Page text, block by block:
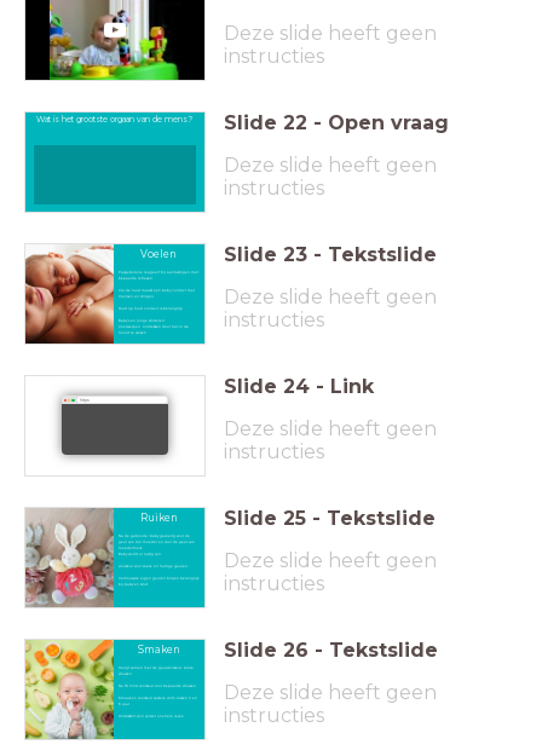
Deze slide heeft geen
instructies
Wat is het grootste orgaan van de mens? Slide 22 - Open vraag
Deze slide heeft geen
instructies
Voelen
Pasgeborene reageert bij aanrakingen met
bepaalde reflexen.
Via de huid maakt een baby contact met
mensen en dingen.
Huid op huid contact is belangrijk.
Baby's en jonge kinderen:
Voorwerpen ontdekken door het in de
mond te steken
Slide 23 - Tekstslide
Deze slide heeft geen
instructies
https:
Slide 24 - Link
Deze slide heeft geen
instructies
Ruiken
Na de geboorte: baby gevoelig voor de
geur van zijn moeder en voor de geur van
moedermelk.
Baby wordt er rustig van.
voorkeur voor zoete en fruitige geuren.
Vertrouwde eigen geuren blijven belangrijk
bij baby en kind.
Slide 25 - Tekstslide
Deze slide heeft geen
instructies
Smaken
Hangt samen met de geurvoorkeur: zoete
smaken
Na 18 mnd voorkeur voor bepaalde smaken
Smaak en voorkeur vastere vorm tussen 3 en
6 jaar
Ontwikkelt zich verder ons hele leven
Slide 26 - Tekstslide
Deze slide heeft geen
instructies